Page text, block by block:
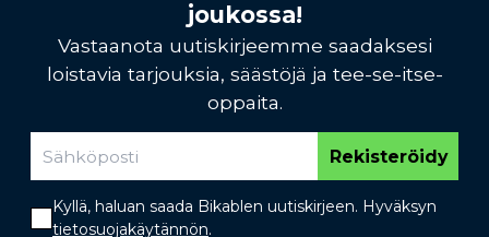
joukossa!
Vastaanota uutiskirjeemme saadaksesi
loistavia tarjouksia, säästöjä ja tee-se-itse-
oppaita.
Rekisteröidy
Kyllä, haluan saada Bikablen uutiskirjeen. Hyväksyn
tietosuojakäytännön.